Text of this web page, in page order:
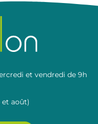
et vendredi de 9h
et août)